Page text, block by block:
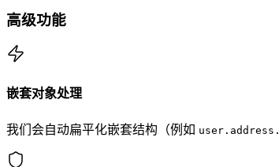
高级功能
嵌套对象处理
我们会自动扁平化嵌套结构（例如